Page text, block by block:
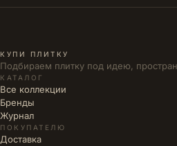
КУПИ ПЛИТКУ
Подбираем плитку под идею,
КАТАЛОГ
Все коллекции
Бренды
Журнал
ПОКУПАТЕЛЮ
Доставка